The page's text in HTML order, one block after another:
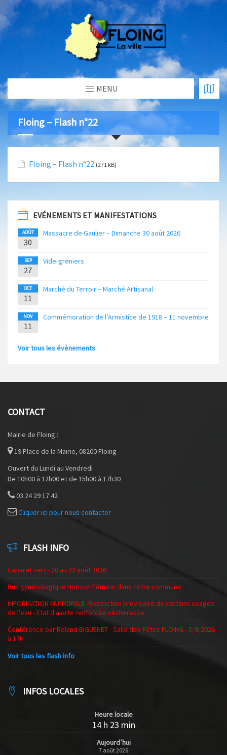
MENU
Floing – Flash n°22
Floing – Flash n°22 (271 kB)
EVÉNEMENTS ET MANIFESTATIONS
AOÛT
30
Massacre de Gaulier – Dimanche 30 août 2026
SEP
27
Vide-greniers
OCT
11
Marché du Terroir – Marché Artisanal
NOV
11
Commémoration de l’Armistice de 1918 – 11 novembre
Voir tous les évènements
CONTACT
Mairie de Floing :
19 Place de la Mairie, 08200 Floing
Ouvert du Lundi au Vendredi
De 10h00 à 12h00 et de 15h00 à 17h30
03 24 29 17 42
Cliquer ici pour nous contacter
FLASH INFO
Cabaret vert - 20 au 23 août 2026
Bus gynécologique Horizon Féminin dans notre commune
INFORMATION MUNICIPALE -Restriction provisoire de certains usages
de l'eau - Etat d'alerte renforcée sécheresse
Conférence par Roland BIGUENET - Salle des Fêtes FLOING - 5/9/2026
à 17H
Voir tous les flash info
INFOS LOCALES
Heure locale
14 h 23 min
Aujourd’hui
7 août 2026